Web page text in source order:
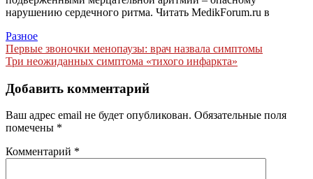
нарушению сердечного ритма. Читать MedikForum.ru в
Разное
Навигация
по
записям
Первые звоночки менопаузы: врач назвала симптомы
Три неожиданных симптома «тихого инфаркта»
Добавить комментарий
Ваш адрес email не будет опубликован. Обязательные поля
помечены *
Комментарий *